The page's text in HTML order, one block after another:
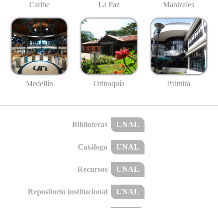
Caribe La Paz Manizales
Medellín Orinoquía Palmira
Bibliotecas UNAL
Catálogo UNAL
Recursos UNAL
Repositorio institucional UNAL